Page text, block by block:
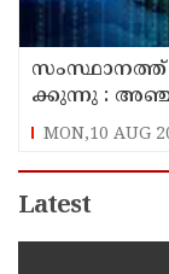
ക്കു​ന്നു : അഞ്ച്​
MON,10 AUG
Latest